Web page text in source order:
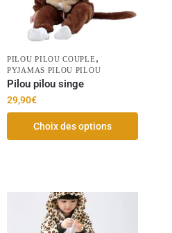
PILOU PILOU COUPLE,
PYJAMAS PILOU PILOU
Pilou pilou singe
29,90€
Choix des options